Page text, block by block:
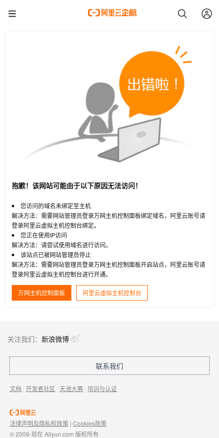
抱歉！该网站可能由于以下原因无法访问！
您访问的域名未绑定至主机
解决方法：需要网站管理员登录万网主机控制面板绑定域名，阿里云账号请
登录阿里云虚拟主机控制台绑定。
您正在使用IP访问
解决方法：请尝试使用域名进行访问。
该站点已被网站管理员停止
解决方法：需要网站管理员登录万网主机控制面板开启站点，阿里云账号请
登录阿里云虚拟主机控制台进行开通。
万网主机控制面板 阿里云虚拟主机控制台